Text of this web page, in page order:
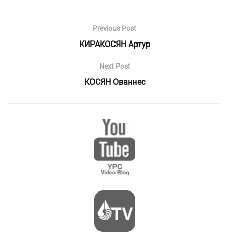
Previous Post
КИРАКОСЯН Артур
Next Post
КОСЯН Ованнес